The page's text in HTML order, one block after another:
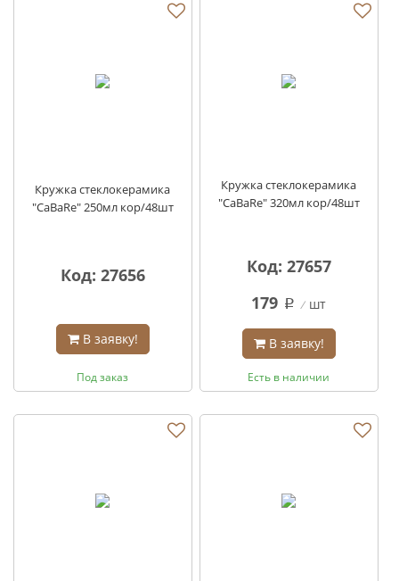
Кружка стеклокерамика
"CaBaRe" 250мл кор/48шт
Код: 27656
В заявку!
Под заказ
Кружка стеклокерамика
"CaBaRe" 320мл кор/48шт
Код: 27657
179 q шт
В заявку!
Есть в наличии